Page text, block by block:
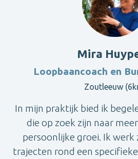
Mira
Loopbaancoach en
Zoutleeuw
In mijn praktijk bied ik
die op zoek zijn naar
persoonlijke groei. Ik
trajecten rond een